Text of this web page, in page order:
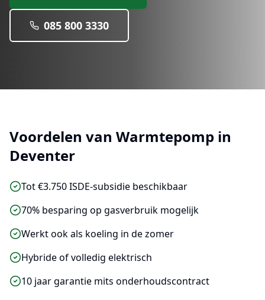
085 800 3330
Voordelen van Warmtepomp in
Deventer
Tot €3.750 ISDE-subsidie beschikbaar
70% besparing op gasverbruik mogelijk
Werkt ook als koeling in de zomer
Hybride of volledig elektrisch
10 jaar garantie mits onderhoudscontract